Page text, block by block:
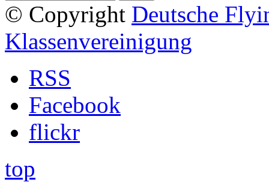
© Copyright Deutsche
Klassenvereinigung
RSS
Facebook
flickr
top